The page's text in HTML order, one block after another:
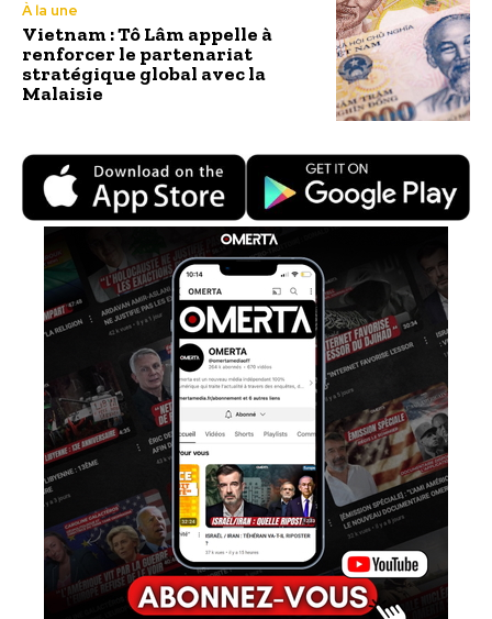
À la une
Vietnam : Tô Lâm appelle à
renforcer le partenariat
stratégique global avec la
Malaisie